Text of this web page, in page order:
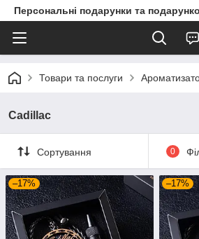
Персональні подарунки та
Товари та послуги
Cadillac
Сортування 0
–17% –17%